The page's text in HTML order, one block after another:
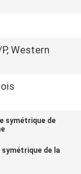
Western
symétrique de
de la